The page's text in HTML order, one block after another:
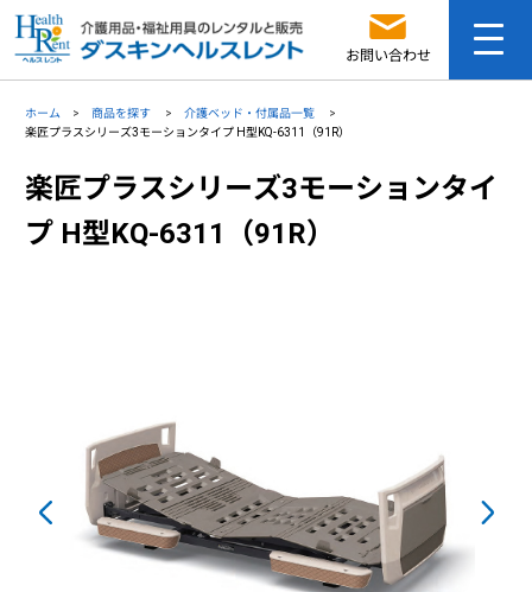
お問い合わせ
ホーム 商品を探す
介護ベッド・付属品一覧
楽匠プラスシリーズ3モーションタイプ H型KQ-6311（91R）
楽匠プラスシリーズ3モーションタイ
プ H型KQ-6311（91R）